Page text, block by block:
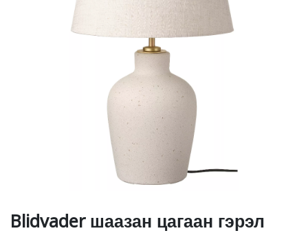
Blidvader шаазан цагаан гэрэл